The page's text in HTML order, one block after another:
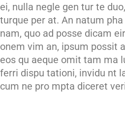
ei, nulla negle gen tur te
turque per at. An natum
nam, quo ad posse dicam
onem vim an, ipsum possit
eos qu aeque omit tam ma
ferri dispu tationi, invidu nt
cum ne pro mpta diceret